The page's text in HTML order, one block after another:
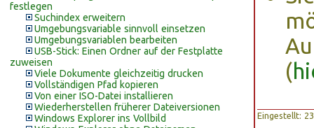
festlegen
Suchindex erweitern
Umgebungsvariable sinnvoll einsetzen
Umgebungsvariablen bearbeiten
USB-Stick: Einen Ordner auf der Festplatte
zuweisen
Viele Dokumente gleichzeitig drucken
Vollständigen Pfad kopieren
Von einer ISO-Datei installieren
Wiederherstellen früherer Dateiversionen
Windows Explorer ins Vollbild
(
Eingestellt: